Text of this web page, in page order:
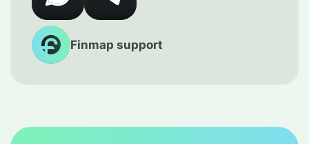
разрывов и вовремя замечать изменения
в структуре активов и пассивов.
Finmap support